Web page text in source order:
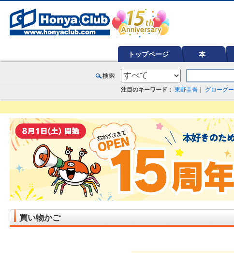
トップページ 本
注目のキーワード： 東野圭吾 グローグー
買い物かご